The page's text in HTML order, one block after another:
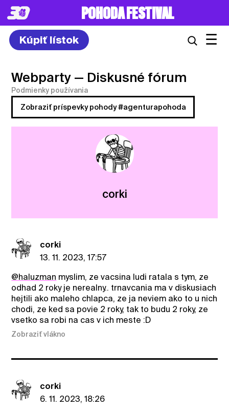
POHODA FESTIVAL
Kúpiť lístok ☰
Webparty — Diskusné fórum
Podmienky používania
Zobraziť príspevky pohody #agenturapohoda
corki
corki
13. 11. 2023, 17:57
@haluzman myslim, ze vacsina ludi ratala s tym, ze
odhad 2 roky je nerealny.. trnavcania ma v diskusiach
hejtili ako maleho chlapca, ze ja neviem ako to u nich
chodi, ze ked sa povie 2 roky, tak to budu 2 roky, ze
vsetko sa robi na cas v ich meste :D
Zobraziť vlákno
corki
6. 11. 2023, 18:26